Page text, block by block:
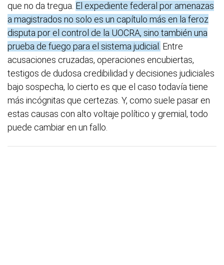
que no da tregua. El expediente federal por amenazas
a magistrados no solo es un capítulo más en la feroz
disputa por el control de la UOCRA, sino también una
prueba de fuego para el sistema judicial.
Entre
acusaciones cruzadas, operaciones encubiertas,
testigos de dudosa credibilidad y decisiones judiciales
bajo sospecha, lo cierto es que el caso todavía tiene
más incógnitas que certezas. Y, como suele pasar en
estas causas con alto voltaje político y gremial, todo
puede cambiar en un fallo.